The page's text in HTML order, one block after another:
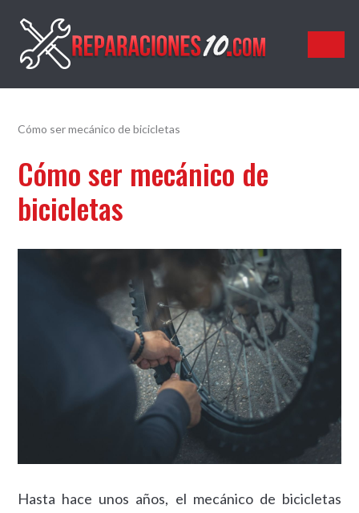
Reparaciones10.com
Cómo ser mecánico de bicicletas
Cómo ser mecánico de
bicicletas
Hasta hace unos años, el mecánico de bicicletas